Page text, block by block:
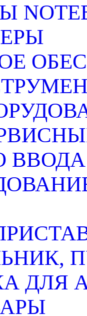
ВВОДА
ДЛЯ